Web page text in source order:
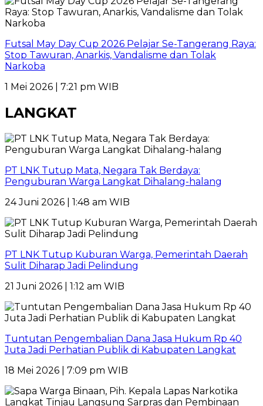
Futsal May Day Cup 2026 Pelajar Se-Tangerang Raya:
Stop Tawuran, Anarkis, Vandalisme dan Tolak
Narkoba
1 Mei 2026 | 7:21 pm WIB
LANGKAT
PT LNK Tutup Mata, Negara Tak Berdaya:
Penguburan Warga Langkat Dihalang-halang
24 Juni 2026 | 1:48 am WIB
PT LNK Tutup Kuburan Warga, Pemerintah Daerah
Sulit Diharap Jadi Pelindung
21 Juni 2026 | 1:12 am WIB
Tuntutan Pengembalian Dana Jasa Hukum Rp 40
Juta Jadi Perhatian Publik di Kabupaten Langkat
18 Mei 2026 | 7:09 pm WIB